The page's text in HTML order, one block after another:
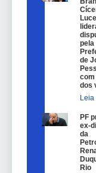
pela
de
com
dos
Leia
PF
ex-
da
Rio